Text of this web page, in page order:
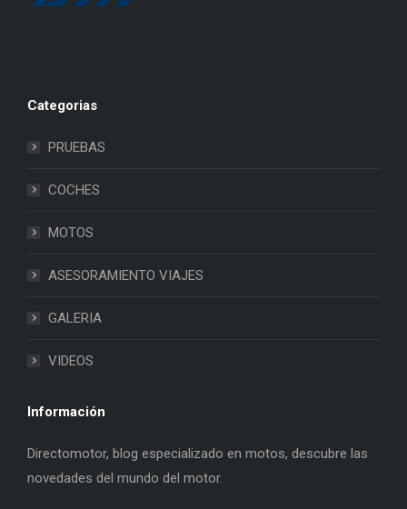
Categorias
PRUEBAS
COCHES
MOTOS
ASESORAMIENTO VIAJES
GALERIA
VIDEOS
Información
Directomotor, blog especializado en motos, descubre las
novedades del mundo del motor.